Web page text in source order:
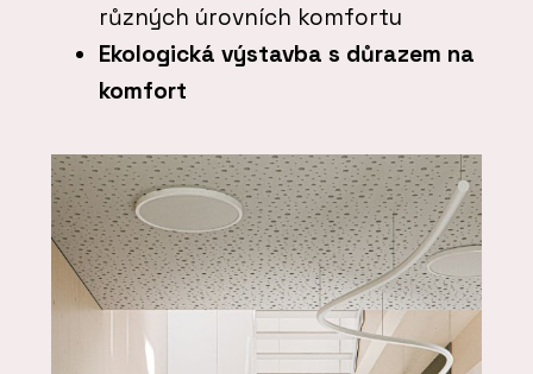
různých úrovních komfortu
Ekologická výstavba s důrazem na
komfort